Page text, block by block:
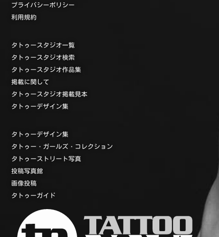
プライバシーポリシー
利用規約
タトゥースタジオ一覧
タトゥースタジオ検索
タトゥースタジオ作品集
掲載に関して
タトゥースタジオ掲載見本
タトゥーデザイン集
タトゥーデザイン集
タトゥー・ガールズ・コレクション
タトゥーストリート写真
投稿写真館
画像投稿
タトゥーガイド